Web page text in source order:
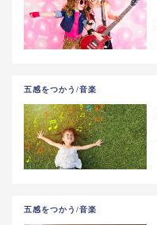
五感をつかう/音楽
五感をつかう/音楽